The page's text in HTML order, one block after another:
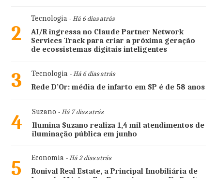
2
Tecnologia- Há 6 dias atrás
AI/R ingressa no Claude Partner Network
Services Track para criar a próxima geração
de ecossistemas digitais inteligentes
3 Tecnologia- Há 6 dias atrás
Rede D’Or: média de infarto em SP é de 58 anos
4 Suzano - Há 7 dias atrás
Ilumina Suzano realiza 1,4 mil atendimentos de
iluminação pública em junho
5 Economia- Há 2 dias atrás
Ronival Real Estate, a Principal Imobiliária de